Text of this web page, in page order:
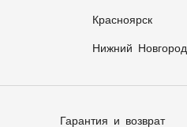
Красноярск
Нижний Новгород
Гарантия и возврат